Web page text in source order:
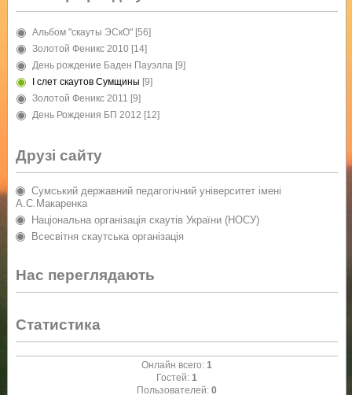
Альбом "скауты ЭСкО" [56]
Золотой Феникс 2010 [14]
День рождение Баден Пауэлла [9]
I слет скаутов Сумщины [9]
Золотой Феникс 2011 [9]
День Рождения БП 2012 [12]
Друзі сайту
Сумський державний педагогічний університет імені
А.С.Макаренка
Національна організація скаутів України (НОСУ)
Всесвітня скаутська організація
Нас переглядають
Статистика
Онлайн всего: 1
Гостей: 1
Пользователей: 0